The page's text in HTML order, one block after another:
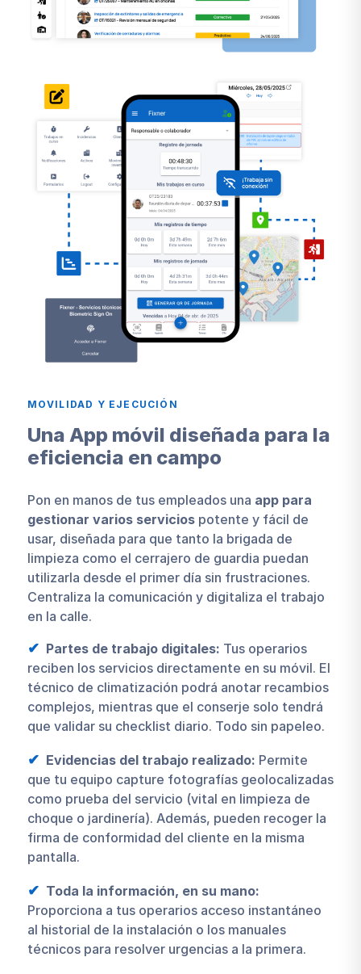
MOVILIDAD Y EJECUCIÓN
Una App móvil diseñada para la
eficiencia en campo
Pon en manos de tus empleados una app para
gestionar varios serviciospotente y fácil de
usar, diseñada para que tanto la brigada de
limpieza como el cerrajero de guardia puedan
utilizarla desde el primer día sin frustraciones.
Centraliza la comunicación y digitaliza el trabajo
en la calle.
Partes de trabajo digitales: Tus operarios
reciben los servicios directamente en su móvil. El
técnico de climatización podrá anotar recambios
complejos, mientras que el conserje solo tendrá
que validar su checklist diario. Todo sin papeleo.
Evidencias del trabajo realizado: Permite
que tu equipo capture fotografías geolocalizadas
como prueba del servicio (vital en limpieza de
choque o jardinería). Además, pueden recoger la
firma de conformidad del cliente en la misma
pantalla.
Toda la información, en su mano:
Proporciona a tus operarios acceso instantáneo
al historial de la instalación o los manuales
técnicos para resolver urgencias a la primera.